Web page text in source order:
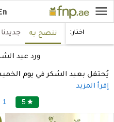
menu
ورد عيد
يُحتفل بعيد الشكر في يوم
إقرأ المزيد
5 star
1
اختار: ننصح يه جديدنا